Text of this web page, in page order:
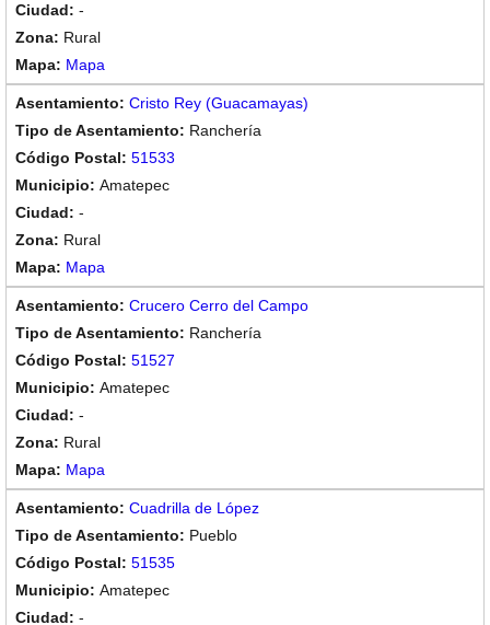
-
Rural
Mapa
Cristo Rey (Guacamayas)
Ranchería
51533
Amatepec
-
Rural
Mapa
Crucero Cerro del Campo
Ranchería
51527
Amatepec
-
Rural
Mapa
Cuadrilla de López
Pueblo
51535
Amatepec
-